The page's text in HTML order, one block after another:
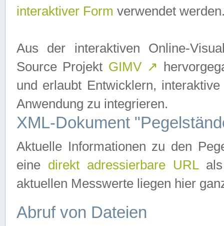
interaktiver Form verwendet
Aus der interaktiven Online-
Source Projekt GIMV ↗
und erlaubt Entwicklern,
Anwendung zu integrieren.
XML-Dokument
Aktuelle Informationen zu den
eine direkt adressierbare URLals
aktuellen Messwerte liegen hier
Abruf von Dateien